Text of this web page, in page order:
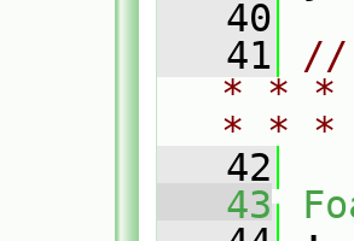
   40
   41
//
* * *
* *
   42
   43